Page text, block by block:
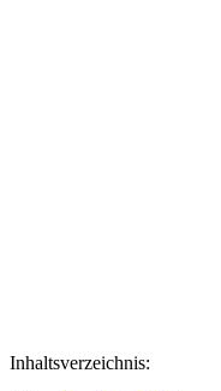
Inhaltsverzeichnis: